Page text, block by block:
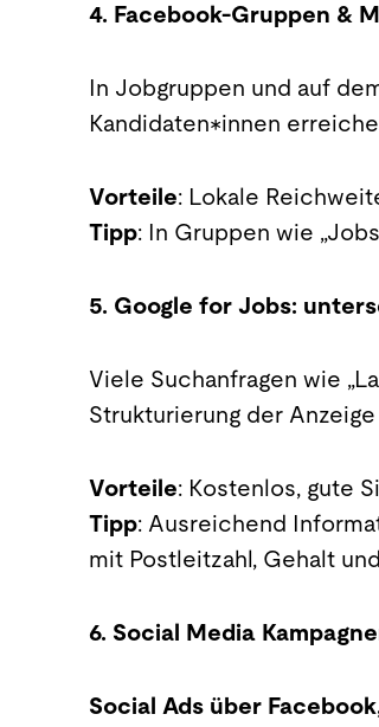
4. Facebook-Gruppen &
In Jobgruppen und auf
Kandidaten*innen
Vorteile: Lokale
Tipp: In Gruppen wie
5. Google for Jobs:
Viele Suchanfragen wie
Strukturierung der
Vorteile: Kostenlos, gute
Tipp: Ausreichend
mit Postleitzahl, Gehalt
6. Social Media
Social Ads über